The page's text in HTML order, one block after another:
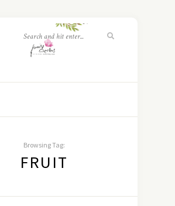
Browsing Tag:
FRUIT